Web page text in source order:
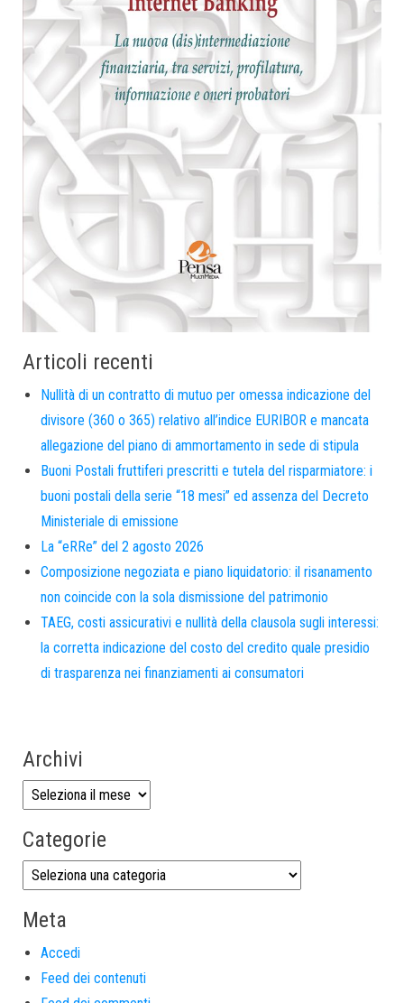
Articoli recenti
Nullità di un contratto di mutuo per omessa indicazione del
divisore (360 o 365) relativo all’indice EURIBOR e mancata
allegazione del piano di ammortamento in sede di stipula
Buoni Postali fruttiferi prescritti e tutela del risparmiatore: i
buoni postali della serie “18 mesi” ed assenza del Decreto
Ministeriale di emissione
La “eRRe” del 2 agosto 2026
Composizione negoziata e piano liquidatorio: il risanamento
non coincide con la sola dismissione del patrimonio
TAEG, costi assicurativi e nullità della clausola sugli interessi:
la corretta indicazione del costo del credito quale presidio
di trasparenza nei finanziamenti ai consumatori
Archivi
Categorie
Meta
Accedi
Feed dei contenuti